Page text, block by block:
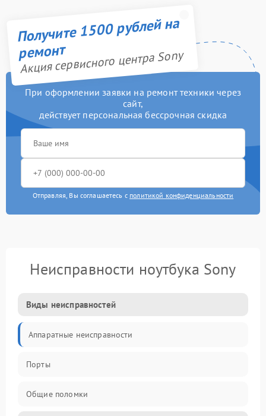
Получите 1500 рублей на
ремонт
Акция сервисного центра Sony
При оформлении заявки на ремонт техники через
сайт,
действует персональная бессрочная скидка
Отправляя, Вы соглашаетесь с политикой конфиденциальности
Неисправности ноутбука Sony
Виды неисправностей
Аппаратные неисправности
Порты
Общие поломки